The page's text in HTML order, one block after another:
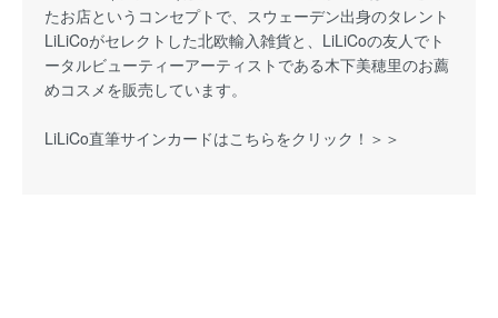
たお店というコンセプトで、スウェーデン出身のタレント
LiLiCoがセレクトした北欧輸入雑貨と、LiLiCoの友人でト
ータルビューティーアーティストである木下美穂里のお薦
めコスメを販売しています。
LiLiCo直筆サインカードはこちらをクリック！＞＞